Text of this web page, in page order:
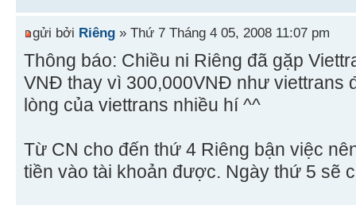
gửi bởi Riêng » Thứ 7 Tháng 4 05, 2008 11:07 pm
Thông báo: Chiều ni Riêng đã gặp
VNĐ thay vì 300,000VNĐ như viettrans
lòng của viettrans nhiều hí ^^
Từ CN cho đến thứ 4 Riêng bận việc
tiền vào tài khoản được. Ngày thứ 5 sẽ